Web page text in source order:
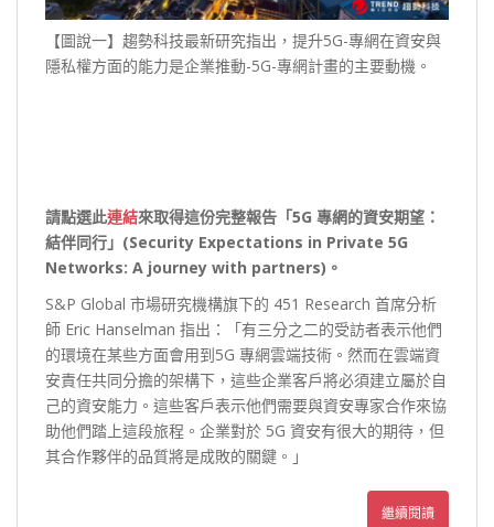
【圖說一】趨勢科技最新研究指出，提升5G-專網在資安與
隱私權方面的能力是企業推動-5G-專網計畫的主要動機。
請點選此連結來取得這份完整報告「5G 專網的資安期望：
結伴同行」(Security Expectations in Private 5G
Networks: A journey with partners)。
S&P Global 市場研究機構旗下的 451 Research 首席分析
師 Eric Hanselman 指出：「有三分之二的受訪者表示他們
的環境在某些方面會用到5G 專網雲端技術。然而在雲端資
安責任共同分擔的架構下，這些企業客戶將必須建立屬於自
己的資安能力。這些客戶表示他們需要與資安專家合作來協
助他們踏上這段旅程。企業對於 5G 資安有很大的期待，但
其合作夥伴的品質將是成敗的關鍵。」
繼續閱讀